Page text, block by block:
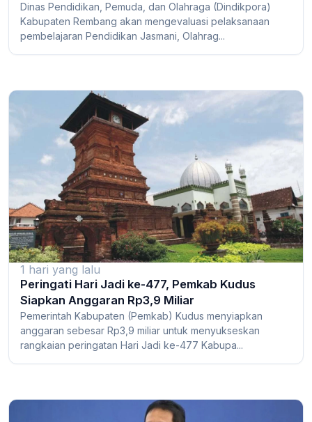
Dinas Pendidikan, Pemuda, dan Olahraga (Dindikpora)
Kabupaten Rembang akan mengevaluasi pelaksanaan
pembelajaran Pendidikan Jasmani, Olahrag...
1 hari yang lalu
Peringati Hari Jadi ke-477, Pemkab Kudus
Siapkan Anggaran Rp3,9 Miliar
Pemerintah Kabupaten (Pemkab) Kudus menyiapkan
anggaran sebesar Rp3,9 miliar untuk menyukseskan
rangkaian peringatan Hari Jadi ke-477 Kabupa...